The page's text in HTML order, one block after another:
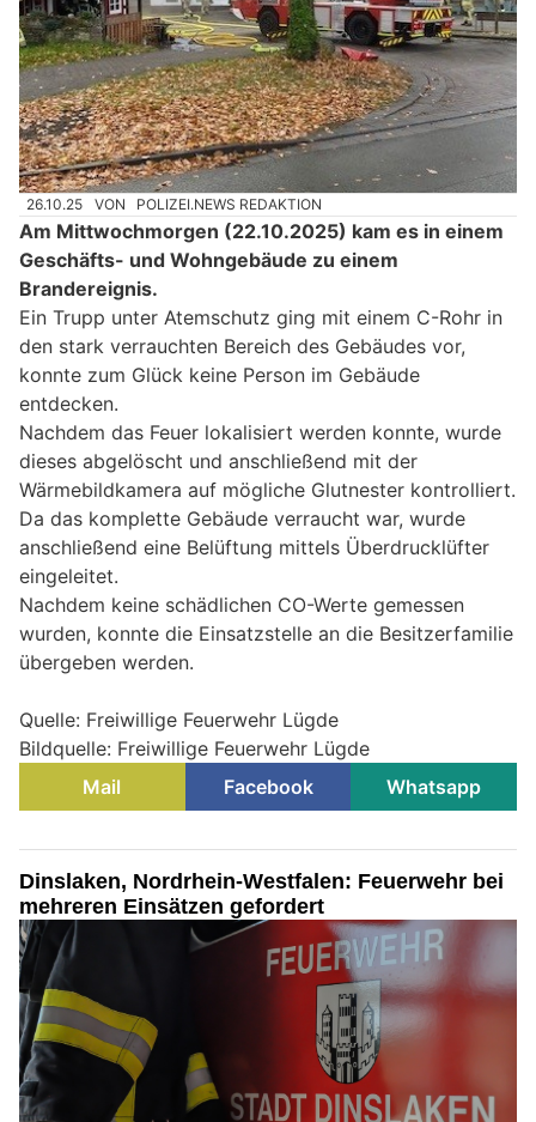
26.10.25 VON POLIZEI.NEWS REDAKTION
Am Mittwochmorgen (22.10.2025) kam es in einem
Geschäfts- und Wohngebäude zu einem
Brandereignis.
Ein Trupp unter Atemschutz ging mit einem C-Rohr in
den stark verrauchten Bereich des Gebäudes vor,
konnte zum Glück keine Person im Gebäude
entdecken.
Nachdem das Feuer lokalisiert werden konnte, wurde
dieses abgelöscht und anschließend mit der
Wärmebildkamera auf mögliche Glutnester kontrolliert.
Da das komplette Gebäude verraucht war, wurde
anschließend eine Belüftung mittels Überdrucklüfter
eingeleitet.
Nachdem keine schädlichen CO-Werte gemessen
wurden, konnte die Einsatzstelle an die Besitzerfamilie
übergeben werden.
Quelle: Freiwillige Feuerwehr Lügde
Bildquelle: Freiwillige Feuerwehr Lügde
Mail
Facebook Whatsapp
Dinslaken, Nordrhein-Westfalen: Feuerwehr bei
mehreren Einsätzen gefordert